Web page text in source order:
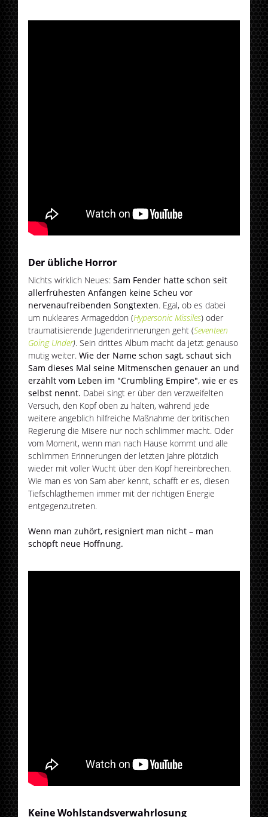
Der übliche Horror
Nichts wirklich Neues:Sam Fender hatte schon seit
allerfrühesten Anfängen keine Scheu vor
nervenaufreibenden Songtexten. Egal, ob es dabei
um nukleares Armageddon (Hypersonic Missiles) oder
traumatisierende Jugenderinnerungen geht (Seventeen
Going Under). Sein drittes Album macht da jetzt genauso
mutig weiter.Wie der Name schon sagt, schaut sich
Sam dieses Mal seine Mitmenschen genauer an und
erzählt vom Leben im "Crumbling Empire", wie er es
selbst nennt. Dabei singt er über den verzweifelten
Versuch, den Kopf oben zu halten, während jede
weitere angeblich hilfreiche Maßnahme der britischen
Regierung die Misere nur noch schlimmer macht. Oder
vom Moment, wenn man nach Hause kommt und alle
schlimmen Erinnerungen der letzten Jahre plötzlich
wieder mit voller Wucht über den Kopf hereinbrechen.
Wie man es von Sam aber kennt, schafft er es, diesen
Tiefschlagthemen immer mit der richtigen Energie
entgegenzutreten.
Wenn man zuhört, resigniert man nicht – man
schöpft neue Hoffnung.
Keine Wohlstandsverwahrlosung